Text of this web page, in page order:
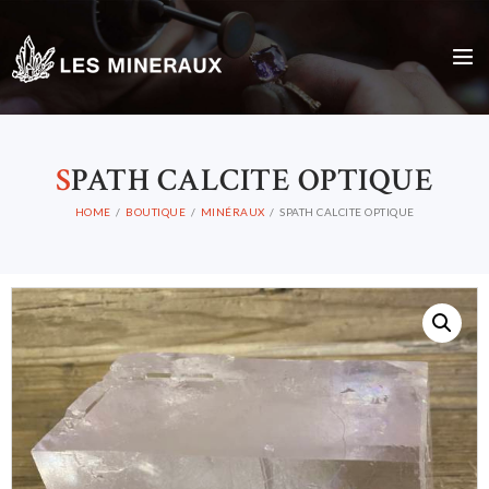
SPATH CALCITE OPTIQUE
HOME BOUTIQUE MINÉRAUX SPATH CALCITE OPTIQUE